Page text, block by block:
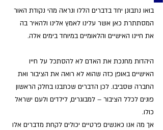
בואו נתבונן יחד בדברים הללו ונראה מהי נקודת האור
המסתתרת כאן אשר עלינו לאמץ אלינו ולהאיר בה
את חיינו האישיים והלאומיים במיוחד בימים אלה.
היהדות מחנכת את האדם לא להסתכל על חייו
האישיים באופן כזה שהוא לא רואה את הציבור ואת
החברה שסביבו. לכן הדברים שכתבנו בחלק הראשון
פונים לכלל הציבור – למבוגרים, לילדים ולעם ישראל
כולו.
אך מה אנו כאנשים פרטיים יכולים לקחת מדברים אלו